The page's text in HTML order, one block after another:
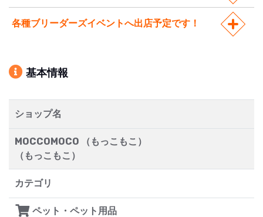
各種ブリーダーズイベントへ出店予定です！
基本情報
ショップ名
MOCCOMOCO （もっこもこ）
（もっこもこ）
カテゴリ
ペット・ペット用品